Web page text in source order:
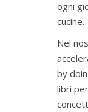
ogni
cucine.
Nel
by
libri